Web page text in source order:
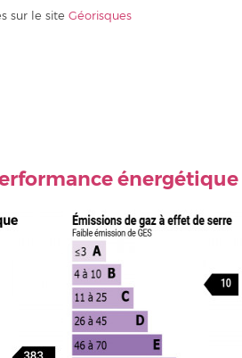
sur le siteGéorisques
énergétique